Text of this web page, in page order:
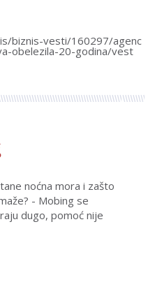
biznis-vesti/160297/agenc
obelezila-20-godina/vest
noćna mora i zašto
- Mobing se
dugo, pomoć nije